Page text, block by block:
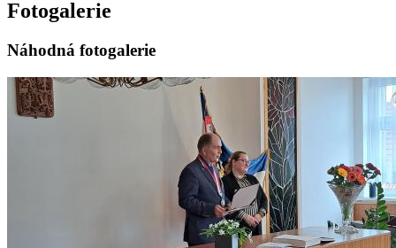
Fotogalerie
Náhodná fotogalerie